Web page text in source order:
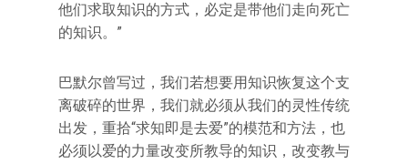
他们求取知识的方式，必定是带他们走向死亡
的知识。”
巴默尔曾写过，我们若想要用知识恢复这个支
离破碎的世界，我们就必须从我们的灵性传统
出发，重拾“求知即是去爱”的模范和方法，也
必须以爱的力量改变所教导的知识，改变教与